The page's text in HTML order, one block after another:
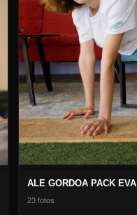
ALE GORDOA PACK EVA
23 fotos